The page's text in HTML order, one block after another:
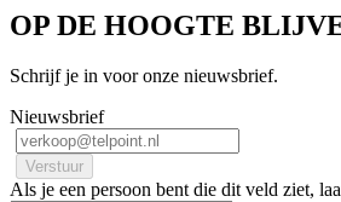
OP DE HOOGTE
Schrijf je in voor onze nieuwsbrief.
Nieuwsbrief
Als je een persoon bent die dit veld ziet,